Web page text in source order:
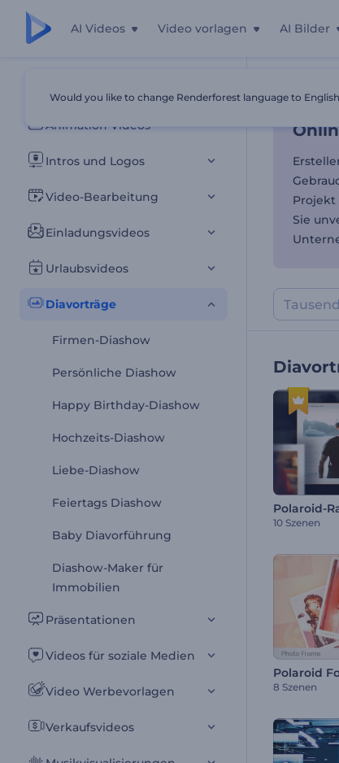
AI Videos Video vorlagen AI Bilder
Alle Vorlagen
Animation Videos
Intros und Logos
Video-Bearbeitung
Einladungsvideos
Urlaubsvideos
Diavorträge
Firmen-Diashow
Persönliche Diashow
Happy Birthday-Diashow
Hochzeits-Diashow
Liebe-Diashow
Feiertags Diashow
Baby Diavorführung
Diashow-Maker für
Immobilien
Präsentationen
Videos für soziale Medien
Video Werbevorlagen
Verkaufsvideos
Startseite
Projekt
Sie
Polaroid-
10 Szenen
Polaroid
8 Szenen
Would you like to change Renderforest language to